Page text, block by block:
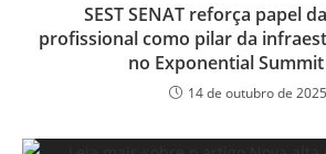
SEST SENAT reforça papel
profissional como pilar da
no Exponential Summit
14 de outubro de 2025